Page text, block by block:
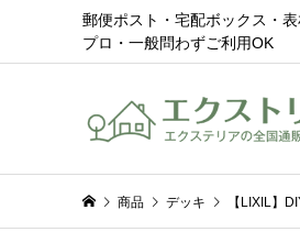
郵便ポスト・宅配ボックス・
プロ・一般問わずご利用OK
商品 デッキ 【LIXIL】